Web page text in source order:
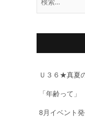
Ｕ３６★真夏
「年齢って」
8月イベント